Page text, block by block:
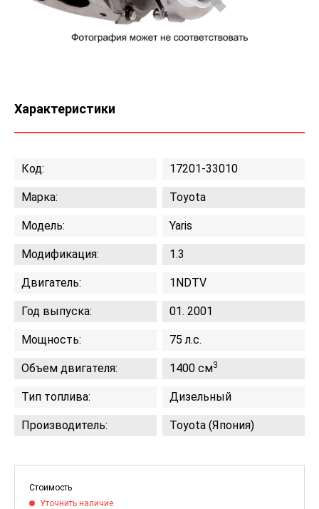
Характеристики
Код: 17201-33010
Марка: Toyota
Модель: Yaris
Модификация: 1.3
Двигатель: 1NDTV
Год выпуска: 01. 2001
Мощность: 75 л.с.
Объем двигателя: 1400 см3
Тип топлива: Дизельный
Производитель: Toyota (Япония)
Стоимость
Уточнить наличие